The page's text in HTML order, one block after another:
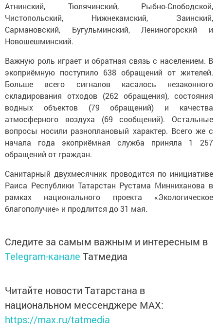
Атнинский, Тюлячинский, Рыбно-Слободской,
Чистопольский, Нижнекамский, Заинский,
Сармановский, Бугульминский, Лениногорский и
Новошешминский.
Важную роль играет и обратная связь с населением. В
экоприёмную поступило 638 обращений от жителей.
Больше всего сигналов касалось незаконного
складирования отходов (262 обращения), состояния
водных объектов (79 обращений) и качества
атмосферного воздуха (69 сообщений). Остальные
вопросы носили разноплановый характер. Всего же с
начала года экоприёмная служба приняла 1 257
обращений от граждан.
Санитарный двухмесячник проводится по инициативе
Раиса Республики Татарстан Рустама Минниханова в
рамках национального проекта «Экологическое
благополучие» и продлится до 31 мая.
Следите за самым важным и интересным в
Telegram-канале Татмедиа
Читайте новости Татарстана в
национальном мессенджере MАХ:
https://max.ru/tatmedia